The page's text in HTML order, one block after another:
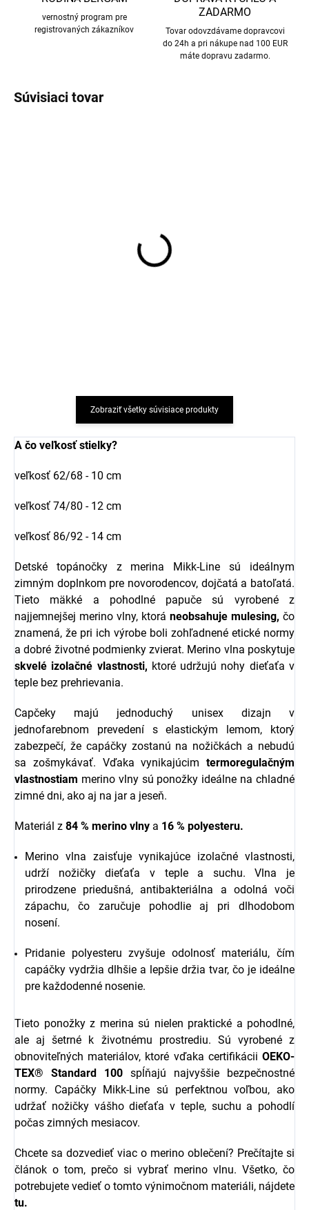
vernostný program pre
registrovaných zákazníkov
ZADARMO
Tovar odovzdávame dopravcovi
do 24h a pri nákupe nad 100 EUR
máte dopravu zadarmo.
Súvisiaci tovar
Zobraziť všetky súvisiace produkty
A čo veľkosť stielky?
veľkosť 62/68 - 10 cm
veľkosť 74/80 - 12 cm
veľkosť 86/92 - 14 cm
Detské topánočky z merina Mikk-Line sú ideálnym
zimným doplnkom pre novorodencov, dojčatá a batoľatá.
Tieto mäkké a pohodlné papuče sú vyrobené z
najjemnejšej merino vlny, ktorá neobsahuje mulesing, čo
znamená, že pri ich výrobe boli zohľadnené etické normy
a dobré životné podmienky zvierat. Merino vlna poskytuje
skvelé izolačné vlastnosti, ktoré udržujú nohy dieťaťa v
teple bez prehrievania.
Capčeky majú jednoduchý unisex dizajn v
jednofarebnom prevedení s elastickým lemom, ktorý
zabezpečí, že capáčky zostanú na nožičkách a nebudú
sa zošmykávať. Vďaka vynikajúcim termoregulačným
vlastnostiam merino vlny sú ponožky ideálne na chladné
zimné dni, ako aj na jar a jeseň.
Materiál z 84 % merino vlny a 16 % polyesteru.
Merino vlna zaisťuje vynikajúce izolačné vlastnosti,
udrží nožičky dieťaťa v teple a suchu. Vlna je
prirodzene priedušná, antibakteriálna a odolná voči
zápachu, čo zaručuje pohodlie aj pri dlhodobom
nosení.
Pridanie polyesteru zvyšuje odolnosť materiálu, čím
capáčky vydržia dlhšie a lepšie držia tvar, čo je ideálne
pre každodenné nosenie.
Tieto ponožky z merina sú nielen praktické a pohodlné,
ale aj šetrné k životnému prostrediu. Sú vyrobené z
obnoviteľných materiálov, ktoré vďaka certifikácii OEKO-
TEX® Standard 100 spĺňajú najvyššie bezpečnostné
normy. Capáčky Mikk-Line sú perfektnou voľbou, ako
udržať nožičky vášho dieťaťa v teple, suchu a pohodlí
počas zimných mesiacov.
Chcete sa dozvedieť viac o merino oblečení? Prečítajte si
článok o tom, prečo si vybrať merino vlnu. Všetko, čo
potrebujete vedieť o tomto výnimočnom materiáli, nájdete
tu.